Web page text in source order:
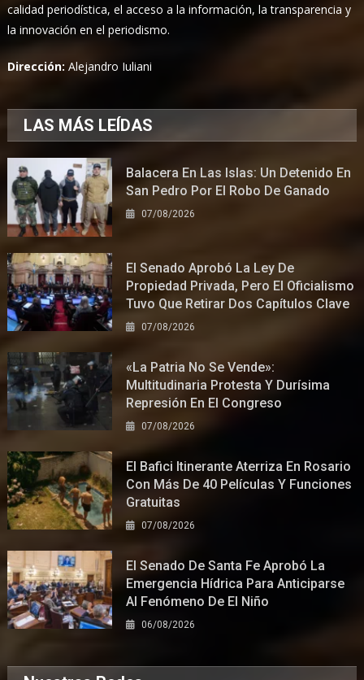
calidad periodística, el acceso a la información, la transparencia y
la innovación en el periodismo.
Dirección:Alejandro Iuliani
LAS MÁS LEÍDAS
Balacera En Las Islas: Un Detenido En
San Pedro Por El Robo De Ganado
07/08/2026
El Senado Aprobó La Ley De
Propiedad Privada, Pero El Oficialismo
Tuvo Que Retirar Dos Capítulos Clave
07/08/2026
«La Patria No Se Vende»:
Multitudinaria Protesta Y Durísima
Represión En El Congreso
07/08/2026
El Bafici Itinerante Aterriza En Rosario
Con Más De 40 Películas Y Funciones
Gratuitas
07/08/2026
El Senado De Santa Fe Aprobó La
Emergencia Hídrica Para Anticiparse
Al Fenómeno De El Niño
06/08/2026